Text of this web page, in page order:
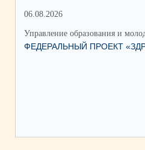
06.08.2026
Управление образования и
ФЕДЕРАЛЬНЫЙ ПРОЕКТ